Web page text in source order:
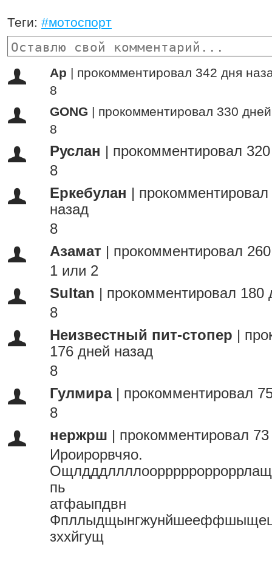
Теги: #мотоспорт
Ар | прокомментировал 342 дня
8
GONG | прокомментировал 330
8
Руслан
прокомментировал
8
Еркебулан
назад
8
Азамат
прокомментировал
1 или 2
Sultan
прокомментировал 180
8
Неизвестный пит-стопер
176 дней назад
8
Гулмира| прокомментировал
8
нержрш
прокомментировал
Ироирорвчяо.
пь
атфаыпдвн
зххйгущ